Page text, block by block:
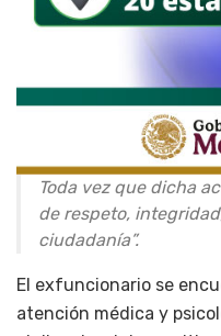
Toda vez que dicha
de respeto,
ciudadanía”.
El exfuncionario se
atención médica y